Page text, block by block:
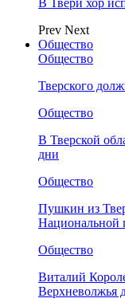
В Твери хор
Prev Next
Общество
Общество
Тверского
Общество
В Тверской
дни
Общество
Пушкин из
Национальной
Общество
Виталий
Верхневолжья